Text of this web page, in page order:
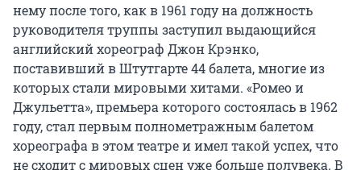
нему после того, как в 1961 году на должность
руководителя труппы заступил выдающийся
английский хореограф Джон Крэнко,
поставивший в Штутгарте 44 балета, многие из
которых стали мировыми хитами. «Ромео и
Джульетта», премьера которого состоялась в 1962
году, стал первым полнометражным балетом
хореографа в этом театре и имел такой успех, что
не сходит с мировых сцен уже больше полувека. В